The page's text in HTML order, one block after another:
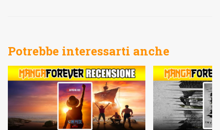
Potrebbe interessarti anche